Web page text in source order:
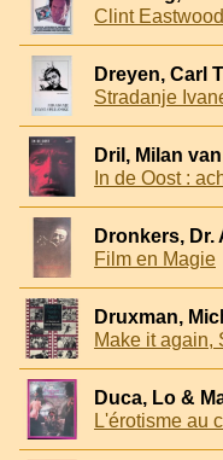
Dreyen, Carl
Stradanje
Dril, Milan van
Dronkers, Dr.
Film en Magie
Druxman,
Duca, Lo &